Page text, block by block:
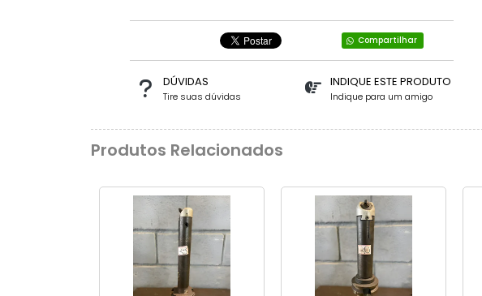
Compartilhar
DÚVIDAS
Tire suas dúvidas
INDIQUE ESTE PRODUTO
Indique para um amigo
Produtos Relacionados